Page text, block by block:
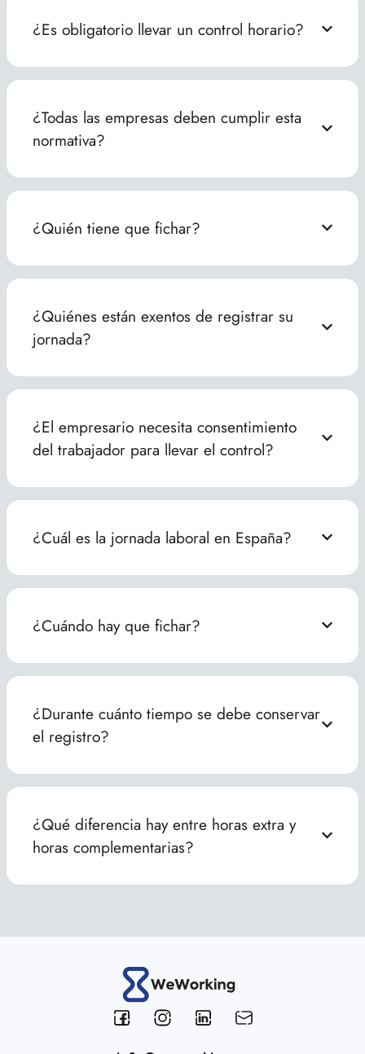
¿Es obligatorio llevar un control horario?
¿Todas las empresas deben cumplir esta
normativa?
¿Quién tiene que fichar?
¿Quiénes están exentos de registrar su
jornada?
¿El empresario necesita consentimiento
del trabajador para llevar el control?
¿Cuál es la jornada laboral en España?
¿Cuándo hay que fichar?
¿Durante cuánto tiempo se debe conservar
el registro?
¿Qué diferencia hay entre horas extra y
horas complementarias?